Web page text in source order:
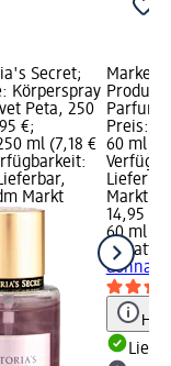
Secret;
Körperspray
Peta, 250
€;
ml (7,18 €
Markt
Marke:
Parfum
Preis:
60 ml
Markt
14,95 €
60 ml
bugatti
donna,